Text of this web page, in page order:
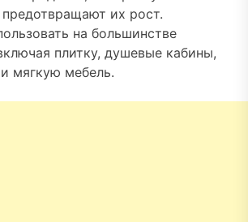
их рост.
на большинстве
плитку, душевые кабины,
мягкую мебель.